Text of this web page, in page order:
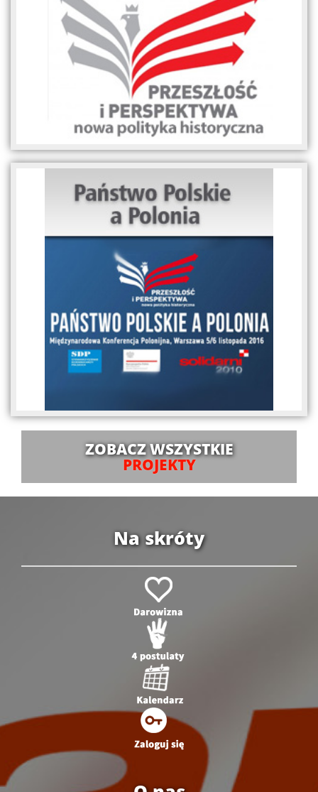
ZOBACZ WSZYSTKIE
PROJEKTY
Na skróty